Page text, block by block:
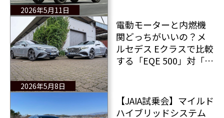
2026年5月11日
2026年5月8日
電動モーターと内燃機
関どっちがいいの？メ
ルセデス Eクラスで比較
する「EQE 500」対「E
【JAIA試乗会】マイルド
ハイブリッドシステム